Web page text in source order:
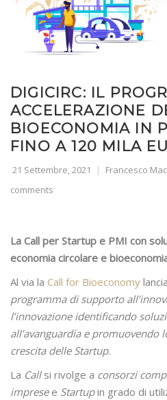
DIGICIRC: IL
ACCELERAZIONE
BIOECONOMIA IN
FINO A 120 MILA
21 Settembre, 2021 Francesco
comments
La Call per Startup e PMI con
economia circolare e
Al via la Call for Bioeconomy
programma di supporto
l’innovazione identificando
all’avanguardia e promuovendo
crescita delle Startup.
La Callsi rivolge a consorzi
imprese e Startupin grado di